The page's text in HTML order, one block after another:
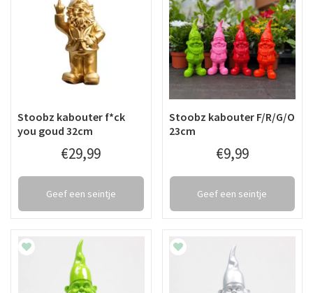
Stoobz kabouter f*ck
you goud 32cm
€29,99
Geef een seintje
Stoobz kabouter F/R/G/O
23cm
€9,99
Geef een seintje